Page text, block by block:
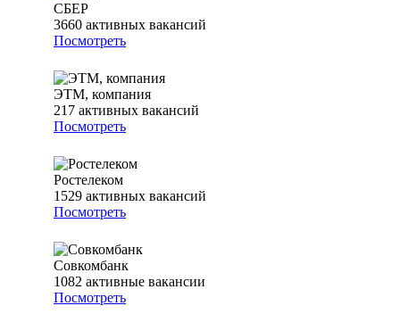
СБЕР
3660 активных вакансий
Посмотреть
ЭТМ, компания
217 активных вакансий
Посмотреть
Ростелеком
1529 активных вакансий
Посмотреть
Совкомбанк
1082 активные вакансии
Посмотреть